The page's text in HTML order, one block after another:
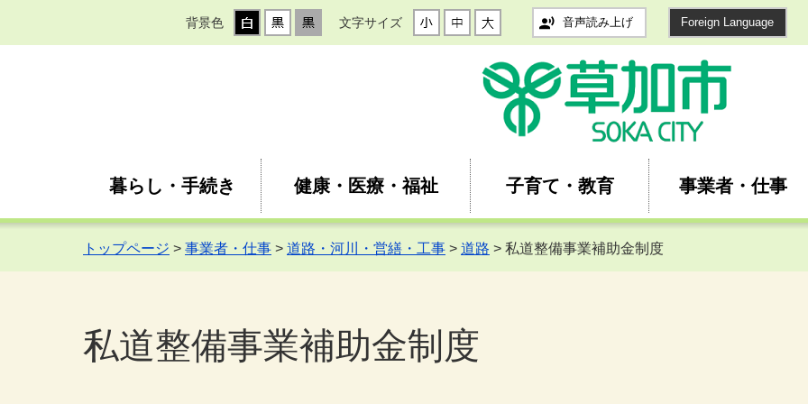
背景色 文字サイズ 音声読み上げ Foreign Language
暮らし・手続き 健康・医療・福祉 子育て・教育 事業者・仕事
トップページ > 事業者・仕事 > 道路・河川・営繕・工事 > 道路 > 私道整備事業補助金制度
私道整備事業補助金制度